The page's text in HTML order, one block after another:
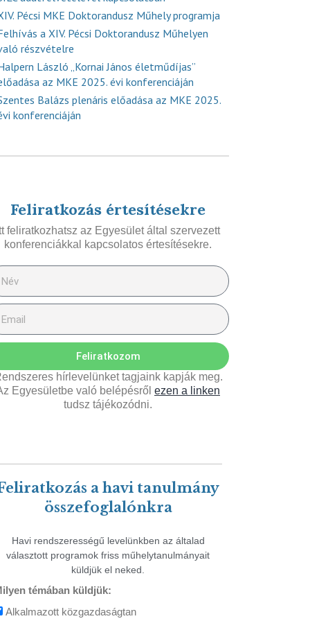
Pécsi MKE Doktorandusz Műhely programja
a XIV. Pécsi Doktorandusz Műhelyen
részvételre
László „Kornai János életműdíjas”
az MKE 2025. évi konferenciáján
Balázs plenáris előadása az MKE 2025.
konferenciáján
Feliratkozás értesítésekre
feliratkozhatsz az Egyesület által szervezett
konferenciákkal kapcsolatos értesítésekre.
Feliratkozom
hírlevelünket tagjaink kapják meg.
Egyesületbe való belépésről ezen a linken
tudsz tájékozódni.
a havi tanulmány
összefoglalónkra
Havi rendszerességű levelünkben az általad
választott programok friss műhelytanulmányait
küldjük el neked.
témában küldjük:
Alkalmazott közgazdaságtan